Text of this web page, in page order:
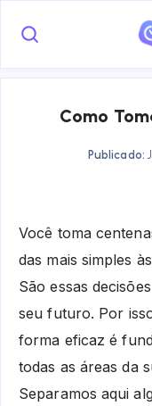
Como
Publicado:
Você toma
das mais simples
São essas
seu futuro. Por
forma eficaz é
todas as áreas da
Separamos aqui